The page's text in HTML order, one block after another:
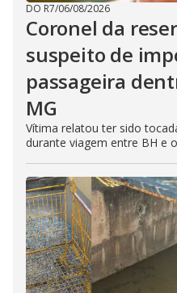
DO R7/06/08/2026
Coronel da
suspeito de
passageira
MG
Vítima relatou ter sido
durante viagem entre BH e